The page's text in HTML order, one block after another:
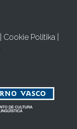
Cookie Politika